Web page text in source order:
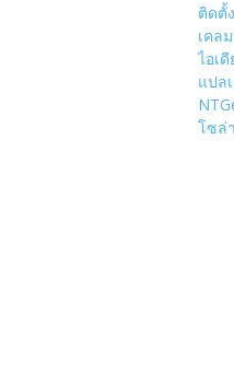
ติดตั้
เคล
ไอเ
แปล
โซล่